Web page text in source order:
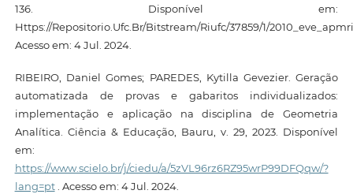
136. Disponível em:
Https://Repositorio.Ufc.Br/Bitstream/Riufc/37859/1/
Acesso em: 4 Jul. 2024.
RIBEIRO, Daniel Gomes; PAREDES, Kytilla Gevezier. Geração
automatizada de provas e gabaritos individualizados:
implementação e aplicação na disciplina de Geometria
Analítica. Ciência & Educação, Bauru, v. 29, 2023. Disponível
em:
https://www.scielo.br/j/ciedu/a/5zVL96rz6RZ95wrP99DFQqw/?
lang=pt. Acesso em: 4 Jul. 2024.